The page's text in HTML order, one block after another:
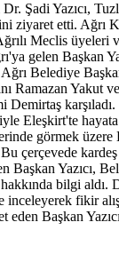
Şadi Yazıcı,
ziyaret etti. Ağrı
Meclis
gelen Başkan
Belediye
Ramazan Yakut
Demirtaş karşıladı.
Eleşkirt'te
görmek üzere
çerçevede
Başkan Yazıcı,
bilgi aldı.
inceleyerek fikir
eden Başkan